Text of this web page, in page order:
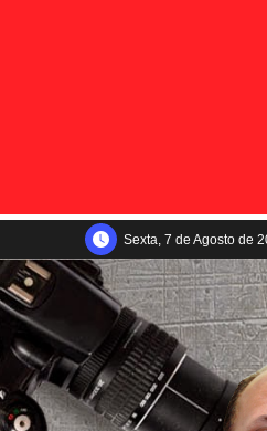
Sexta, 7 de Agosto de